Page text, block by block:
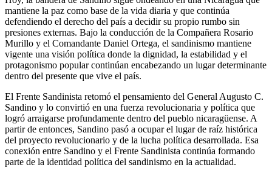
mantiene la paz como base de la vida diaria y que continúa
defendiendo el derecho del país a decidir su propio rumbo sin
presiones externas. Bajo la conducción de la Compañera Rosario
Murillo y el Comandante Daniel Ortega, el sandinismo mantiene
vigente una visión política donde la dignidad, la estabilidad y el
protagonismo popular continúan encabezando un lugar determinante
dentro del presente que vive el país.
El Frente Sandinista retomó el pensamiento del General Augusto C.
Sandino y lo convirtió en una fuerza revolucionaria y política que
logró arraigarse profundamente dentro del pueblo nicaragüense. A
partir de entonces, Sandino pasó a ocupar el lugar de raíz histórica
del proyecto revolucionario y de la lucha política desarrollada. Esa
conexión entre Sandino y el Frente Sandinista continúa formando
parte de la identidad política del sandinismo en la actualidad.